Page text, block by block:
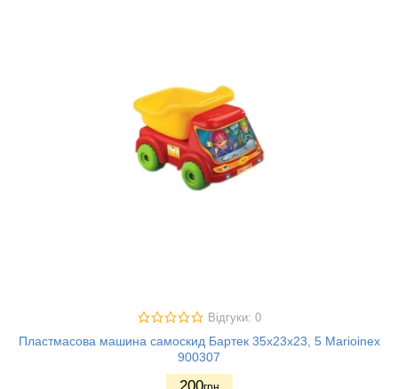
Відгуки: 0
Пластмасова машина самоскид Бартек 35х23х23, 5 Marioinex
900307
грн